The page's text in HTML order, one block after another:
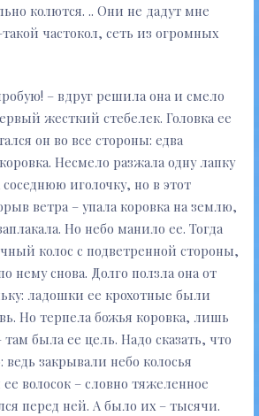
колются. .. Они не дадут мне
частокол, сеть из огромных
– вдруг решила она и смело
жесткий стебелек. Головка ее
он во все стороны: едва
Несмело разжала одну лапку
иголочку, но в этот
ветра – упала коровка на землю,
Но небо манило ее. Тогда
колос с подветренной стороны,
нему снова. Долго ползла она от
ладошки ее крохотные были
Но терпела божья коровка, лишь
там была ее цель. Надо сказать, что
закрывали небо колосья
волосок – словно тяжеленное
перед ней. А было их – тысячи.